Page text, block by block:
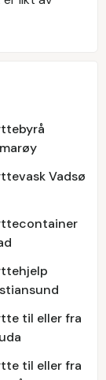
Vadsø
til eller fra
til eller fra